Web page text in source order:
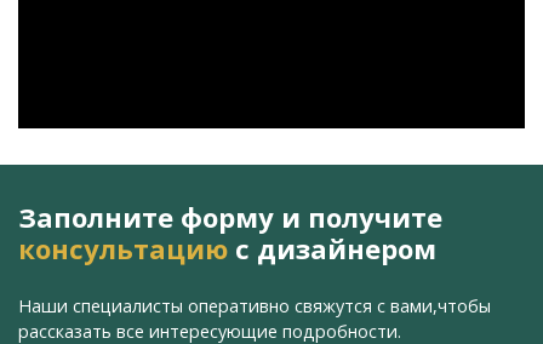
Заполните форму и получите
консультацию с дизайнером
Наши специалисты оперативно свяжутся с вами,чтобы
рассказать все интересующие подробности.